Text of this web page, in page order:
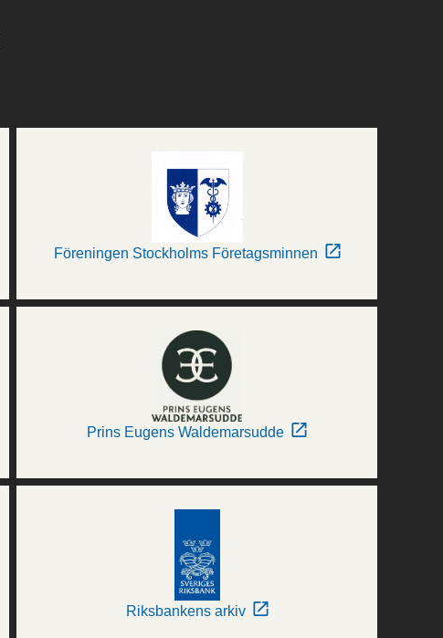
Föreningen Stockholms Företagsminnen
Prins Eugens Waldemarsudde
Riksbankens arkiv